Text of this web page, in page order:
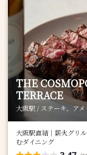
THE
TERRACE
大阪駅 / ステーキ、ア
大阪駅直結｜薪火グリ
むダイニング